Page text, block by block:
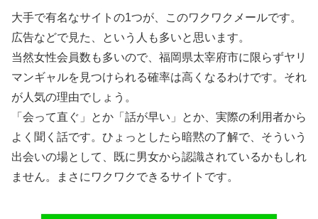
大手で有名なサイトの1つが、このワクワクメールです。
広告などで見た、という人も多いと思います。
当然女性会員数も多いので、福岡県太宰府市に限らずヤリ
マンギャルを見つけられる確率は高くなるわけです。それ
が人気の理由でしょう。
「会って直ぐ」とか「話が早い」とか、実際の利用者から
よく聞く話です。ひょっとしたら暗黙の了解で、そういう
出会いの場として、既に男女から認識されているかもしれ
ません。まさにワクワクできるサイトです。